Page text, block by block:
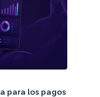
para los pagos